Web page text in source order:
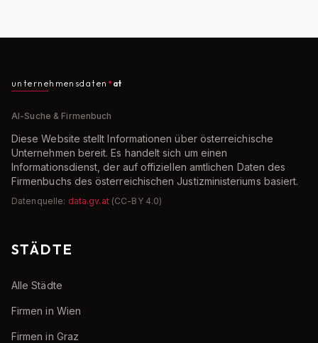
unternehmensdaten at
AI-Suche & Firmenbuch
Diese Website stellt Informationen über österreichische
Unternehmen bereit. Es handelt sich um einen
Informationsdienst, der auf offiziellen amtlichen Daten des
Firmenbuchs des österreichischen Justizministeriums basiert.
Datenquelle: data.gv.at (CC-BY 4.0)
STÄDTE
Alle Städte
Firmen in Wien
Firmen in Graz